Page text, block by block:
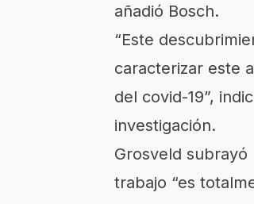
añadió Bosch.
“Este
caracterizar este
del covid-19”,
investigación.
Grosveld
trabajo “es